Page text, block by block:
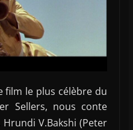
film le plus célèbre du
Sellers, nous conte
Hrundi V.Bakshi (Peter